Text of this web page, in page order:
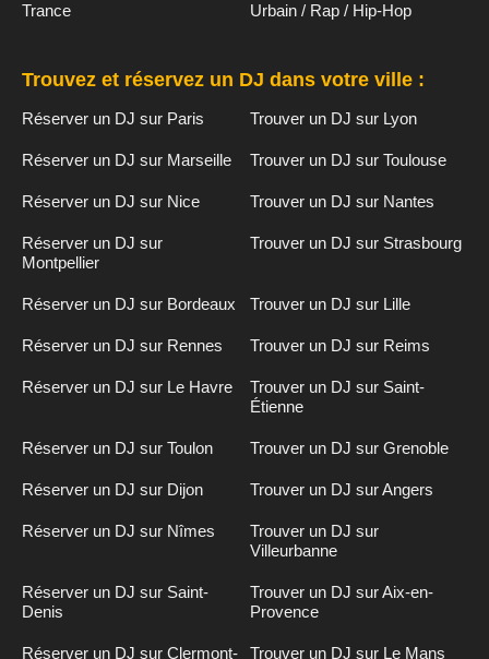
Trance Urbain / Rap / Hip-Hop
Trouvez et réservez un DJ dans votre ville :
Réserver un DJ sur Paris Trouver un DJ sur Lyon
Réserver un DJ sur Marseille Trouver un DJ sur Toulouse
Réserver un DJ sur Nice Trouver un DJ sur Nantes
Réserver un DJ sur
Montpellier
Trouver un DJ sur Strasbourg
Réserver un DJ sur Bordeaux Trouver un DJ sur Lille
Réserver un DJ sur Rennes Trouver un DJ sur Reims
Réserver un DJ sur Le Havre
Trouver un DJ sur Saint-
Étienne
Réserver un DJ sur Toulon Trouver un DJ sur Grenoble
Réserver un DJ sur Dijon Trouver un DJ sur Angers
Réserver un DJ sur Nîmes
Trouver un DJ sur
Villeurbanne
Réserver un DJ sur Saint-
Denis
Trouver un DJ sur Aix-en-
Provence
Réserver un DJ sur Clermont- Trouver un DJ sur Le Mans